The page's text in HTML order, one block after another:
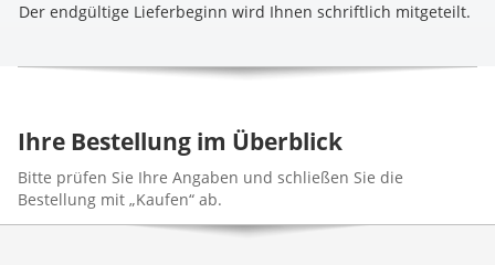
Der endgültige Lieferbeginn wird Ihnen schriftlich mitgeteilt.
Ihre Bestellung im Überblick
Bitte prüfen Sie Ihre Angaben und schließen Sie die
Bestellung mit „Kaufen“ ab.